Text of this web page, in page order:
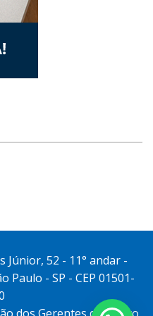
Júnior, 52 - 11° andar -
Paulo - SP - CEP 01501-